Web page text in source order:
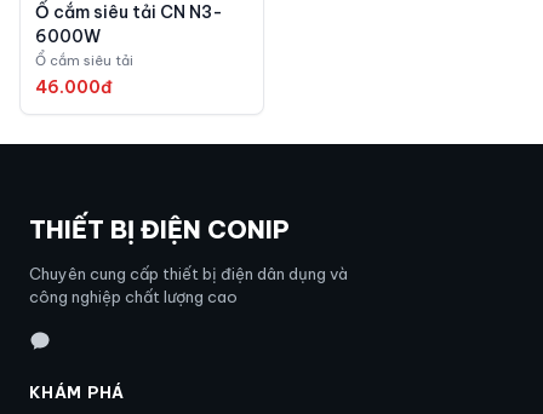
Ổ cắm siêu tải CN N3-
6000W
Ổ cắm siêu tải
46.000đ
THIẾT BỊ ĐIỆN CONIP
Chuyên cung cấp thiết bị điện dân dụng và
công nghiệp chất lượng cao
KHÁM PHÁ